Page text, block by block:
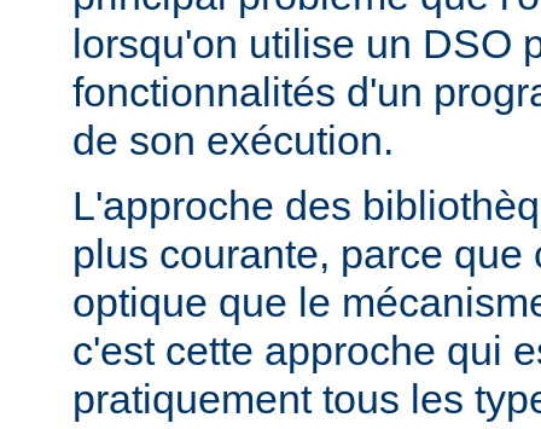
lorsqu'on utilise un DSO
fonctionnalités d'un
de son exécution.
L'approche des
plus courante, parce que
optique que le
c'est cette approche qui
pratiquement tous les